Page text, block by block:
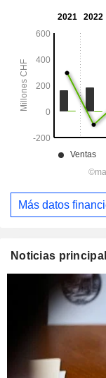
Más datos
Noticias